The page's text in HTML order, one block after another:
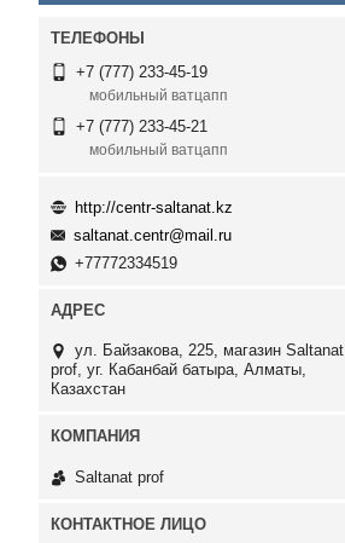
+7 (777) 233-45-19
мобильный ватцапп
+7 (777) 233-45-21
мобильный ватцапп
http://centr-saltanat.kz
saltanat.centr@mail.ru
+77772334519
ул. Байзакова, 225, магазин Saltanat
prof, уг. Кабанбай батыра, Алматы,
Казахстан
Saltanat prof